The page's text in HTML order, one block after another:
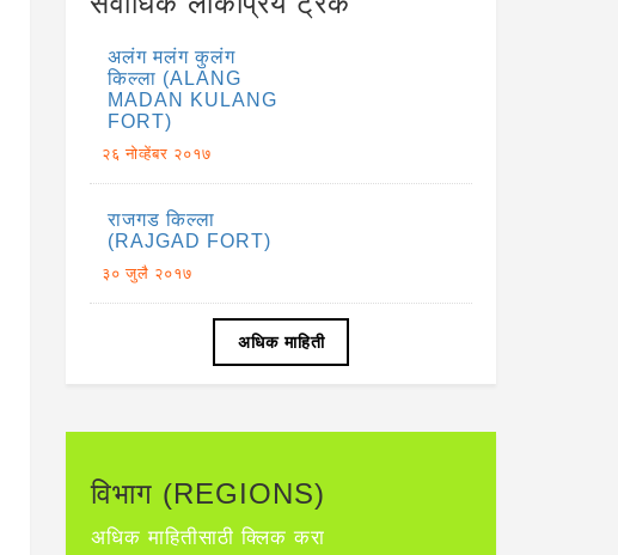
अलंग मलंग कुलंग
किल्ला (ALANG
MADAN KULANG
FORT)
२६ नोव्हेंबर २०१७
राजगड किल्ला
(RAJGAD FORT)
३० जुलै २०१७
अधिक माहिती
विभाग (REGIONS)
अधिक माहितीसाठी क्लिक करा